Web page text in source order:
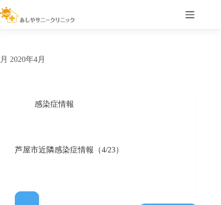
ン
テ
へ
月 2020年4月
感染症情報
芦屋市近隣感染症情報（4/23）